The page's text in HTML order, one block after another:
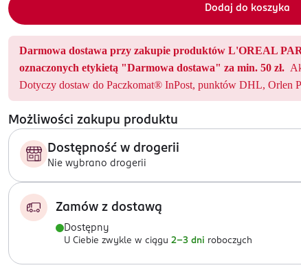
Dodaj do koszyka
Darmowa dostawa przy zakupie produktów L'OREAL
oznaczonych etykietą "Darmowa dostawa" za min. 50 zł.
Dotyczy dostaw do Paczkomat® InPost, punktów DHL, Orlen
Możliwości zakupu produktu
Dostępność w drogerii
Nie wybrano drogerii
Zamów z dostawą
Dostępny
U Ciebie zwykle w ciągu 2-3 dni roboczych